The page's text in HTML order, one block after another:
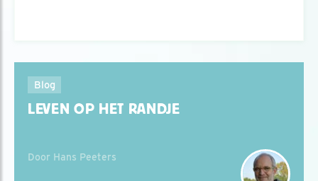
Blog
LEVEN OP HET RANDJE
Door Hans Peeters